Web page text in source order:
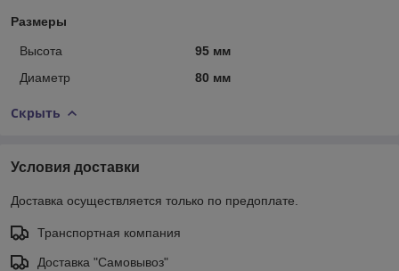
Размеры
Высота
95 мм
Диаметр
80 мм
Скрыть
Условия доставки
Доставка осуществляется только по предоплате.
Транспортная компания
Доставка "Самовывоз"